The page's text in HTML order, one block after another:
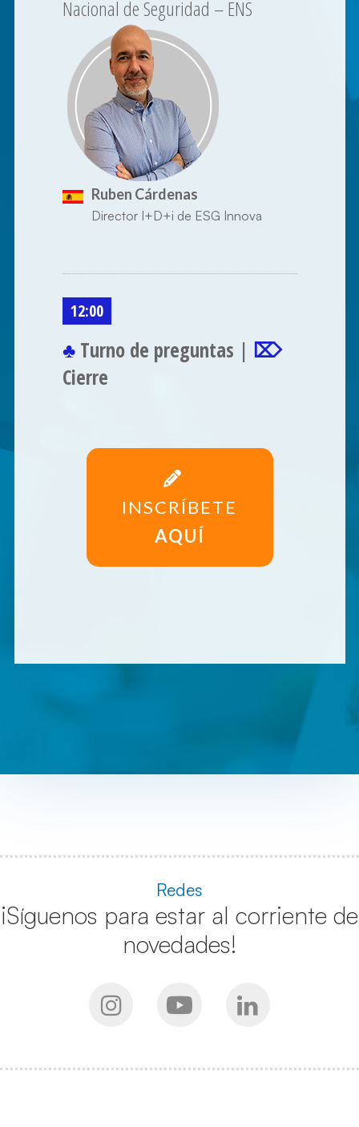
Nacional de Seguridad – ENS
Ruben Cárdenas
Director I+D+i de ESG Innova
12:00
♣ Turno de preguntas | ⌦
Cierre
INSCRÍBETE
AQUÍ
Redes
¡Síguenos para estar al corriente de
novedades!
InstagramYoutube